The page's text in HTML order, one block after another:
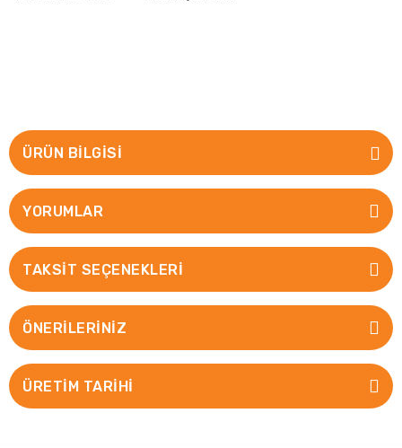
ÜRÜN BILGISI
YORUMLAR
TAKSIT SEÇENEKLERI
ÖNERILERINIZ
ÜRETİM TARİHİ